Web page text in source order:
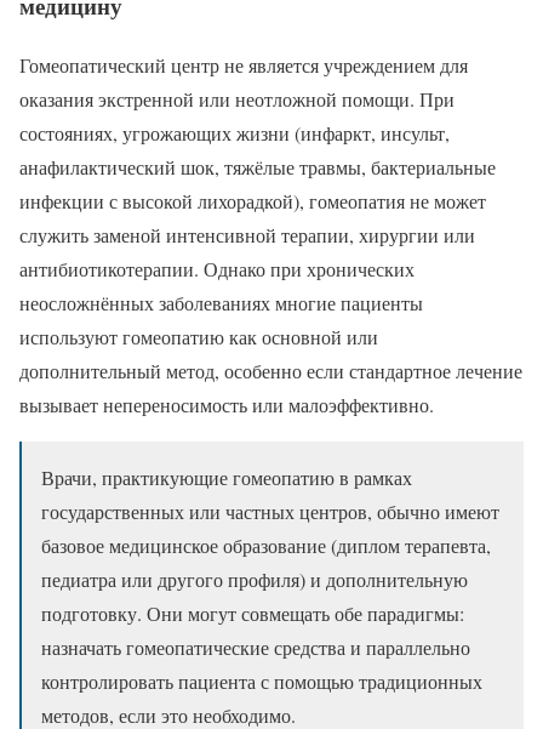
Гомеопатический центр не является учреждением для
оказания экстренной или неотложной помощи. При
состояниях, угрожающих жизни (инфаркт, инсульт,
анафилактический шок, тяжёлые травмы, бактериальные
инфекции с высокой лихорадкой), гомеопатия не может
служить заменой интенсивной терапии, хирургии или
антибиотикотерапии. Однако при хронических
неосложнённых заболеваниях многие пациенты
используют гомеопатию как основной или
дополнительный метод, особенно если стандартное лечение
вызывает непереносимость или малоэффективно.
Врачи, практикующие гомеопатию в рамках
государственных или частных центров, обычно имеют
базовое медицинское образование (диплом терапевта,
педиатра или другого профиля) и дополнительную
подготовку. Они могут совмещать обе парадигмы:
назначать гомеопатические средства и параллельно
контролировать пациента с помощью традиционных
методов, если это необходимо.